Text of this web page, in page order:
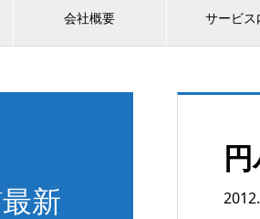
会社概要 サービス
新